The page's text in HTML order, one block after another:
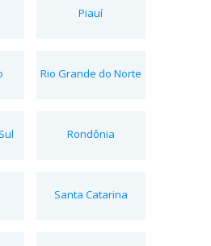
Piauí
Rio Grande do Norte
Rondônia
Santa Catarina